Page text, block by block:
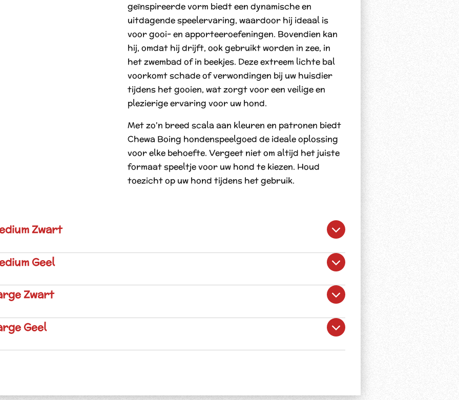
geïnspireerde vorm biedt een dynamische en
uitdagende speelervaring, waardoor hij ideaal is
voor gooi- en apporteeroefeningen. Bovendien kan
hij, omdat hij drijft, ook gebruikt worden in zee, in
het zwembad of in beekjes. Deze extreem lichte bal
voorkomt schade of verwondingen bij uw huisdier
tijdens het gooien, wat zorgt voor een veilige en
plezierige ervaring voor uw hond.
Met zo'n breed scala aan kleuren en patronen biedt
Chewa Boing hondenspeelgoed de ideale oplossing
voor elke behoefte. Vergeet niet om altijd het juiste
formaat speeltje voor uw hond te kiezen. Houd
toezicht op uw hond tijdens het gebruik.
Zwart
Geel
Zwart
Geel